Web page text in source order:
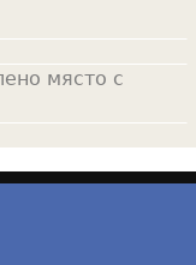
място с